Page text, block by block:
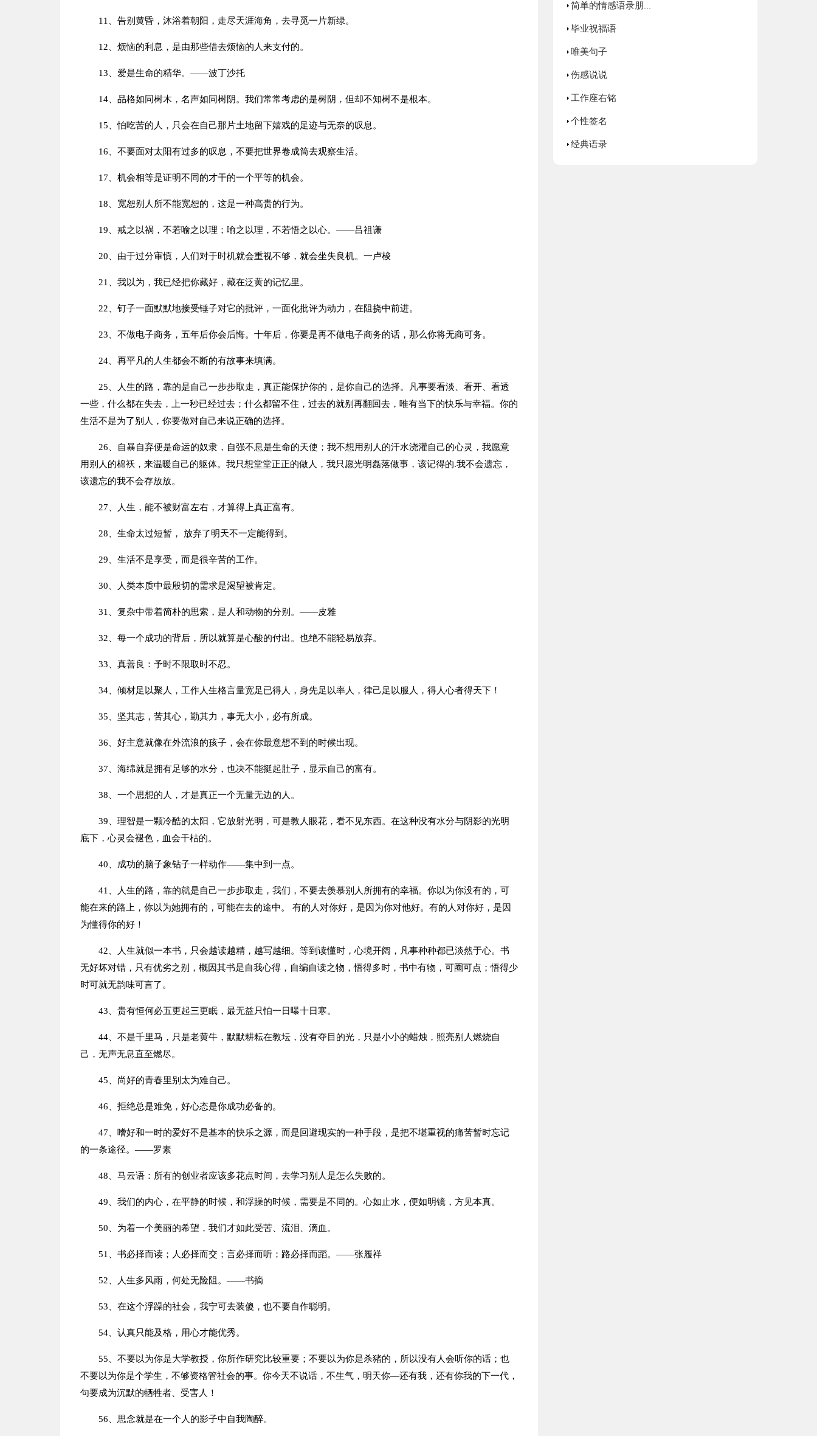
11、告别黄昏，沐浴着朝阳，走尽天涯海角，去寻觅一片新绿。
12、烦恼的利息，是由那些借去烦恼的人来支付的。
13、爱是生命的精华。——波丁沙托
14、品格如同树木，名声如同树阴。我们常常考虑的是树阴，但却不知树不是根本。
15、怕吃苦的人，只会在自己那片土地留下嬉戏的足迹与无奈的叹息。
16、不要面对太阳有过多的叹息，不要把世界卷成筒去观察生活。
17、机会相等是证明不同的才干的一个平等的机会。
18、宽恕别人所不能宽恕的，这是一种高贵的行为。
19、戒之以祸，不若喻之以理；喻之以理，不若悟之以心。——吕祖谦
20、由于过分审慎，人们对于时机就会重视不够，就会坐失良机。一卢梭
21、我以为，我已经把你藏好，藏在泛黄的记忆里。
22、钉子一面默默地接受锤子对它的批评，一面化批评为动力，在阻挠中前进。
23、不做电子商务，五年后你会后悔。十年后，你要是再不做电子商务的话，那么你将无商可务。
24、再平凡的人生都会不断的有故事来填满。
25、人生的路，靠的是自己一步步取走，真正能保护你的，是你自己的选择。凡事要看淡、看开、看透
一些，什么都在失去，上一秒已经过去；什么都留不住，过去的就别再翻回去，唯有当下的快乐与幸福。你的
生活不是为了别人，你要做对自己来说正确的选择。
26、自暴自弃便是命运的奴隶，自强不息是生命的天使；我不想用别人的汗水浇灌自己的心灵，我愿意
用别人的棉袄，来温暖自己的躯体。我只想堂堂正正的做人，我只愿光明磊落做事，该记得的.我不会遗忘，
该遗忘的我不会存放放。
27、人生，能不被财富左右，才算得上真正富有。
28、生命太过短暂， 放弃了明天不一定能得到。
29、生活不是享受，而是很辛苦的工作。
30、人类本质中最殷切的需求是渴望被肯定。
31、复杂中带着简朴的思索，是人和动物的分别。——皮雅
32、每一个成功的背后，所以就算是心酸的付出。也绝不能轻易放弃。
33、真善良：予时不限取时不忍。
34、倾材足以聚人，工作人生格言量宽足已得人，身先足以率人，律己足以服人，得人心者得天下！
35、坚其志，苦其心，勤其力，事无大小，必有所成。
36、好主意就像在外流浪的孩子，会在你最意想不到的时候出现。
37、海绵就是拥有足够的水分，也决不能挺起肚子，显示自己的富有。
38、一个思想的人，才是真正一个无量无边的人。
39、理智是一颗冷酷的太阳，它放射光明，可是教人眼花，看不见东西。在这种没有水分与阴影的光明
底下，心灵会褪色，血会干枯的。
40、成功的脑子象钻子一样动作——集中到一点。
41、人生的路，靠的就是自己一步步取走，我们，不要去羡慕别人所拥有的幸福。你以为你没有的，可
能在来的路上，你以为她拥有的，可能在去的途中。 有的人对你好，是因为你对他好。有的人对你好，是因
为懂得你的好！
42、人生就似一本书，只会越读越精，越写越细。等到读懂时，心境开阔，凡事种种都已淡然于心。书
无好坏对错，只有优劣之别，概因其书是自我心得，自编自读之物，悟得多时，书中有物，可圈可点；悟得少
时可就无韵味可言了。
43、贵有恒何必五更起三更眠，最无益只怕一日曝十日寒。
44、不是千里马，只是老黄牛，默默耕耘在教坛，没有夺目的光，只是小小的蜡烛，照亮别人燃烧自
己，无声无息直至燃尽。
45、尚好的青春里别太为难自己。
46、拒绝总是难免，好心态是你成功必备的。
47、嗜好和一时的爱好不是基本的快乐之源，而是回避现实的一种手段，是把不堪重视的痛苦暂时忘记
的一条途径。——罗素
48、马云语：所有的创业者应该多花点时间，去学习别人是怎么失败的。
49、我们的内心，在平静的时候，和浮躁的时候，需要是不同的。心如止水，便如明镜，方见本真。
50、为着一个美丽的希望，我们才如此受苦、流泪、滴血。
51、书必择而读；人必择而交；言必择而听；路必择而蹈。——张履祥
52、人生多风雨，何处无险阻。——书摘
53、在这个浮躁的社会，我宁可去装傻，也不要自作聪明。
54、认真只能及格，用心才能优秀。
55、不要以为你是大学教授，你所作研究比较重要；不要以为你是杀猪的，所以没有人会听你的话；也
不要以为你是个学生，不够资格管社会的事。你今天不说话，不生气，明天你—还有我，还有你我的下一代，
句要成为沉默的牺牲者、受害人！
56、思念就是在一个人的影子中自我陶醉。
简单的情感语录朋友圈集锦65条
毕业祝福语
唯美句子
伤感说说
工作座右铭
个性签名
经典语录